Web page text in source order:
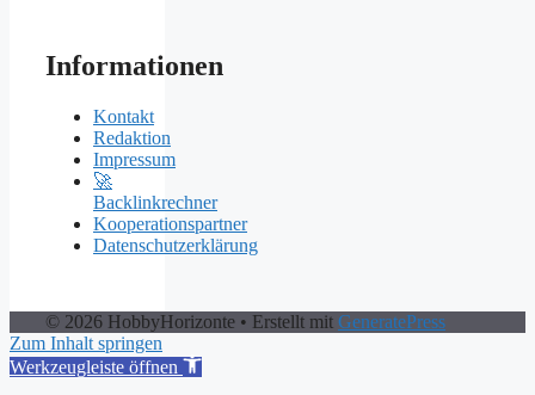
Informationen
Kontakt
Redaktion
Impressum
🚀
Backlinkrechner
Kooperationspartner
Datenschutzerklärung
© 2026 HobbyHorizonte • Erstellt mit GeneratePress
Zum Inhalt springen
Werkzeugleiste öffnen